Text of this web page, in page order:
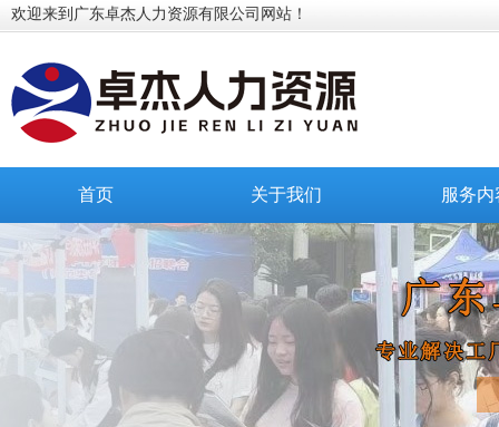
欢迎来到广东卓杰人力资源有限公司网站！
首页 关于我们 服务内